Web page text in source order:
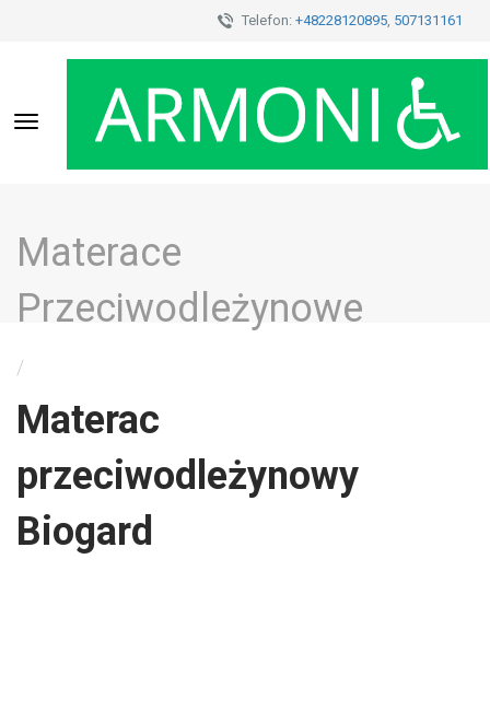
Telefon: +48228120895, 507131161
Toggle
navigation
Materace
Przeciwodleżynowe
/
Materac
przeciwodleżynowy
Biogard